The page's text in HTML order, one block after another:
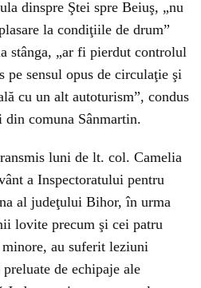
dinspre Ştei spre Beiuş, „nu
la condiţiile de drum”
stânga, „ar fi pierdut controlul
pe sensul opus de circulaţie şi
cu un alt autoturism”, condus
din comuna Sânmartin.
luni de lt. col. Camelia
a Inspectoratului pentru
al judeţului Bihor, în urma
lovite precum şi cei patru
au suferit leziuni
de echipaje ale